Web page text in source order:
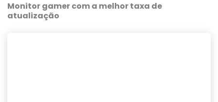
Monitor gamer com a melhor taxa de
atualização